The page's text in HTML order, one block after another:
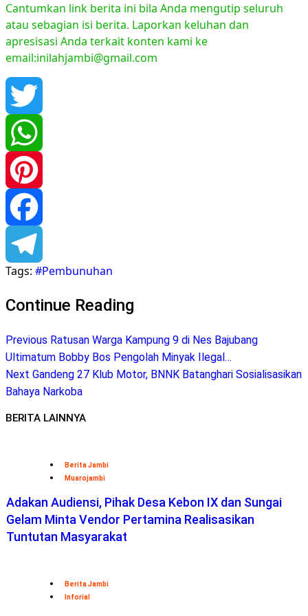
Cantumkan link berita ini bila Anda mengutip seluruh
atau sebagian isi berita. Laporkan keluhan dan
apresisasi Anda terkait konten kami ke
email:inilahjambi@gmail.com
Twitter
WhatsApp
Pinterest
Facebook
Telegram
Tags: #Pembunuhan
Continue Reading
Previous Ratusan Warga Kampung 9 di Nes Bajubang
Ultimatum Bobby Bos Pengolah Minyak Ilegal…
Next Gandeng 27 Klub Motor, BNNK Batanghari Sosialisasikan
Bahaya Narkoba
BERITA LAINNYA
Berita Jambi
Muarojambi
Adakan Audiensi, Pihak Desa Kebon IX dan Sungai
Gelam Minta Vendor Pertamina Realisasikan
Tuntutan Masyarakat
Berita Jambi
Inforial